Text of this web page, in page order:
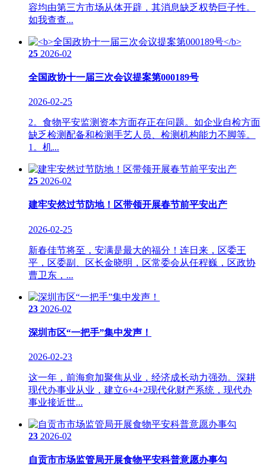
容均由第三方市场从体开辟，其消息缺乏权势巨子性。
如我查查...
25 2026-02
全国政协十一届三次会议提案第000189号
2026-02-25
2。食物平安监测资本方面存正在问题。如企业自检方面
缺乏检测配备和检测手艺人员、检测机构能力不脚等。
1。机...
25 2026-02
建牢安然过节防地！区带领开展春节前平安出产
2026-02-25
新春佳节将至，安满是最大的福分！连日来，区委王
平，区委副、区长金晓明，区常委会从任程巍，区政协
曹卫东，...
23 2026-02
深圳市区“一把手”集中发声！
2026-02-23
这一年，前海愈加聚焦从业，经济成长动力强劲。深耕
现代办事业从业，建立6+4+2现代化财产系统，现代办
事业接近世...
23 2026-02
自贡市市场监管局开展食物平安科普意愿办事勾